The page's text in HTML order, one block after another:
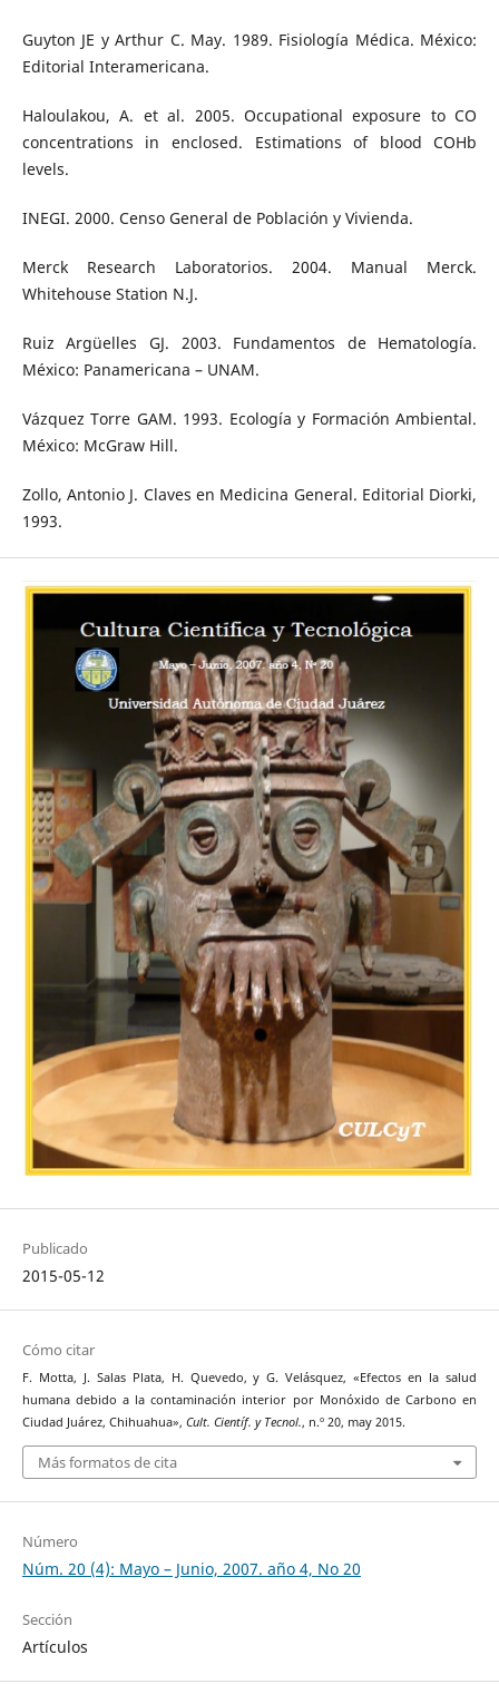
Guyton JE y Arthur C. May. 1989. Fisiología Médica. México:
Editorial Interamericana.
Haloulakou, A. et al. 2005. Occupational exposure to CO
concentrations in enclosed. Estimations of blood COHb
levels.
INEGI. 2000. Censo General de Población y Vivienda.
Merck Research Laboratorios. 2004. Manual Merck.
Whitehouse Station N.J.
Ruiz Argüelles GJ. 2003. Fundamentos de Hematología.
México: Panamericana – UNAM.
Vázquez Torre GAM. 1993. Ecología y Formación Ambiental.
México: McGraw Hill.
Zollo, Antonio J. Claves en Medicina General. Editorial Diorki,
1993.
Publicado
2015-05-12
Cómo citar
F. Motta, J. Salas Plata, H. Quevedo, y G. Velásquez, «Efectos en la salud
humana debido a la contaminación interior por Monóxido de Carbono en
Ciudad Juárez, Chihuahua», Cult. Científ. y Tecnol., n.º 20, may 2015.
Más formatos de cita
Número
Núm. 20 (4): Mayo – Junio, 2007. año 4, No 20
Sección
Artículos